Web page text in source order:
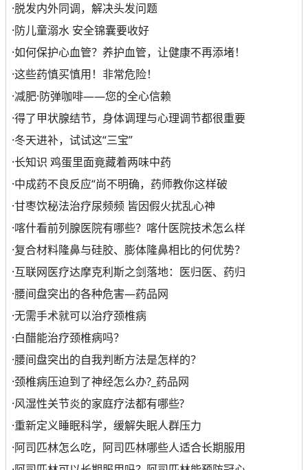
·脱发内外同调，解决头发问题
·防儿童溺水 安全锦囊要收好
·如何保护心血管？养护血管，让健康不再添堵！
·这些药慎买慎用！非常危险！
·减肥·防弹咖啡——您的全心信赖
·得了甲状腺结节，身体调理与心理调节都很重要
·冬天进补，试试这“三宝”
·长知识 鸡蛋里面竟藏着两味中药
·中成药不良反应“尚不明确，药师教你这样破
·甘枣饮秘法治疗尿频频 皆因假火扰乱心神
·喀什看前列腺医院有哪些？喀什医院技术怎么样
·复合材料隆鼻与硅胶、膨体隆鼻相比的何优势？
·互联网医疗达摩克利斯之剑落地：医归医、药归
·腰间盘突出的各种危害—药品网
·无需手术就可以治疗颈椎病
·白醋能治疗颈椎病吗？
·腰间盘突出的自我判断方法是怎样的？
·颈椎病压迫到了神经怎么办?_药品网
·风湿性关节炎的家庭疗法都有哪些?
·重新定义睡眠科学，缓解失眠人群压力
·阿司匹林怎么吃，阿司匹林哪些人适合长期服用